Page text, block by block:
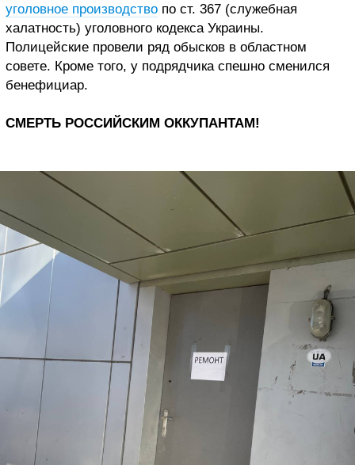
уголовное производство по ст. 367 (служебная
халатность) уголовного кодекса Украины.
Полицейские провели ряд обысков в областном
совете. Кроме того, у подрядчика спешно сменился
бенефициар.
СМЕРТЬ РОССИЙСКИМ ОККУПАНТАМ!